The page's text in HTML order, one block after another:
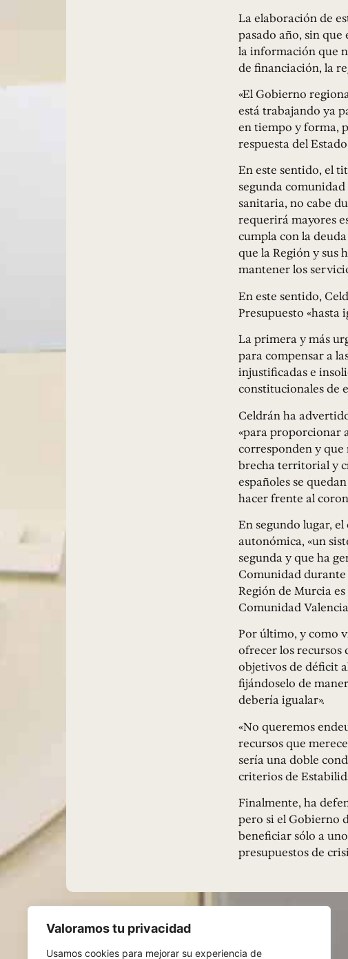
Valoramos tu privacidad
Usamos cookies para mejorar su experiencia de
La elaboración de
pasado año, sin
la información que
de financiación, la
«El Gobierno
está trabajando ya
en tiempo y forma,
respuesta del
En este sentido, el
segunda
sanitaria, no cabe
requerirá mayores
cumpla con la
que la Región y sus
mantener los
En este sentido,
Presupuesto «hasta
La primera y más
para compensar a
injustificadas e
constitucionales de
Celdrán ha
«para proporcionar
corresponden y que
brecha territorial y
españoles se
hacer frente al
En segundo lugar,
autonómica, «un
segunda y que ha
Comunidad durante
Región de Murcia
Comunidad
Por último, y como
ofrecer los recursos
objetivos de déficit
fijándoselo de
debería igualar».
«No queremos
recursos que
sería una doble
criterios de
Finalmente, ha
pero si el Gobierno
beneficiar sólo a
presupuestos de